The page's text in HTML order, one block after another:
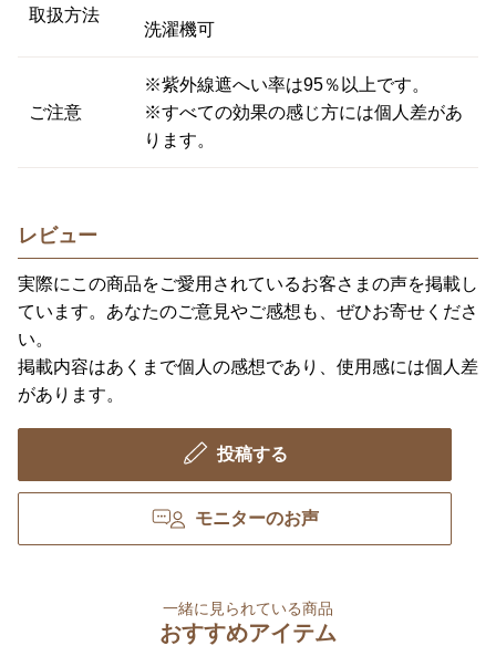
取扱方法
洗濯機可
ご注意
※紫外線遮へい率は95％以上です。
※すべての効果の感じ方には個人差があ
ります。
レビュー
実際にこの商品をご愛用されているお客さまの声を掲載し
ています。あなたのご意見やご感想も、ぜひお寄せくださ
い。
掲載内容はあくまで個人の感想であり、使用感には個人差
があります。
投稿する
モニターのお声
一緒に見られている商品
おすすめアイテム